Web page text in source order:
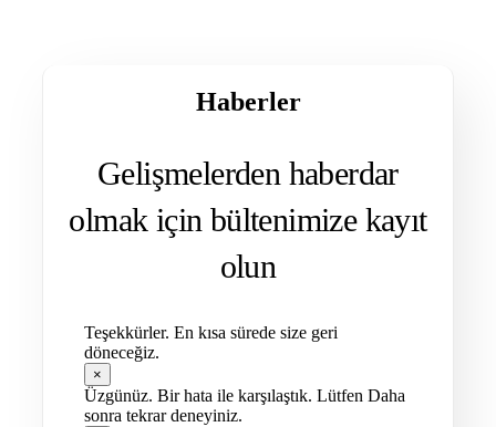
Haberler
Gelişmelerden haberdar
olmak için bültenimize kayıt
olun
Teşekkürler. En kısa sürede size geri
döneceğiz.
×
Üzgünüz. Bir hata ile karşılaştık. Lütfen Daha
sonra tekrar deneyiniz.